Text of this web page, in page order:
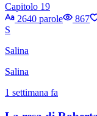
Capitolo 19
2640 parole
867
S
Salina
Salina
1 settimana fa